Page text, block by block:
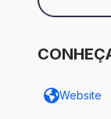
Website